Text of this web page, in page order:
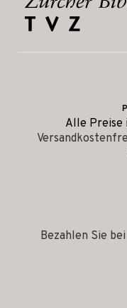
Alle Preise
Bezahlen Sie